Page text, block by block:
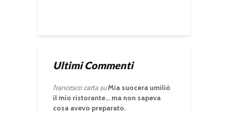
Ultimi Commenti
francesco cartasuMia suocera umiliò
il mio ristorante… ma non sapeva
cosa avevo preparato.